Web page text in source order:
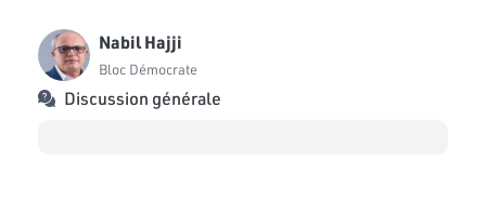
Nabil Hajji
Bloc Démocrate
Discussion générale